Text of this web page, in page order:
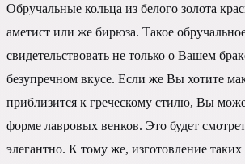
Обручальные кольца из белого золота
аметист или же бирюза. Такое
свидетельствовать не только о Вашем
безупречном вкусе. Если же Вы хотите
приблизится к греческому стилю, Вы
форме лавровых венков. Это будет
элегантно. К тому же, изготовление таких